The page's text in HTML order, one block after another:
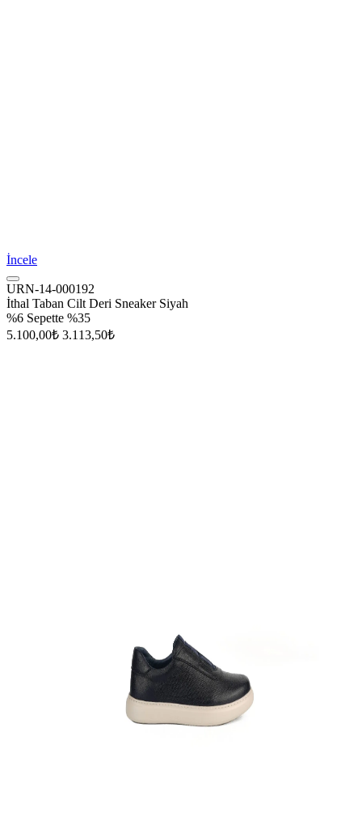
İncele
URN-14-000192
İthal Taban Cilt Deri Sneaker Siyah
%6 Sepette %35
5.100,00₺ 3.113,50₺